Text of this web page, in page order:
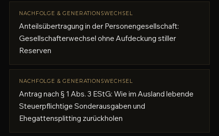
NACHFOLGE & GENERATIONSWECHSEL
Anteilsübertragung in der Personengesellschaft:
Gesellschafterwechsel ohne Aufdeckung stiller
Reserven
NACHFOLGE & GENERATIONSWECHSEL
Antrag nach § 1 Abs. 3 EStG: Wie im Ausland lebende
Steuerpflichtige Sonderausgaben und
Ehegattensplitting zurückholen